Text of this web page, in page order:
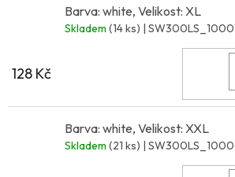
Barva: white, Velikost: XL
Skladem (14 ks) |
128 Kč
Barva: white, Velikost: XXL
Skladem (21 ks) |